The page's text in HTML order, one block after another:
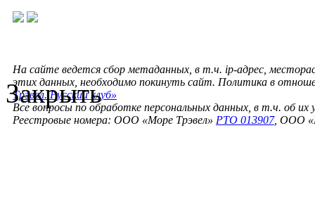
На сайте ведется сбор метаданных, в т.ч. ip-адрес,
этих данных, необходимо покинуть сайт. Политика в
Трэвел. Русский клуб»
Все вопросы по обработке персональных данных, в т.ч. об их
Реестровые номера: ООО «Море Трэвел» РТО 013907, ООО
Закрыть